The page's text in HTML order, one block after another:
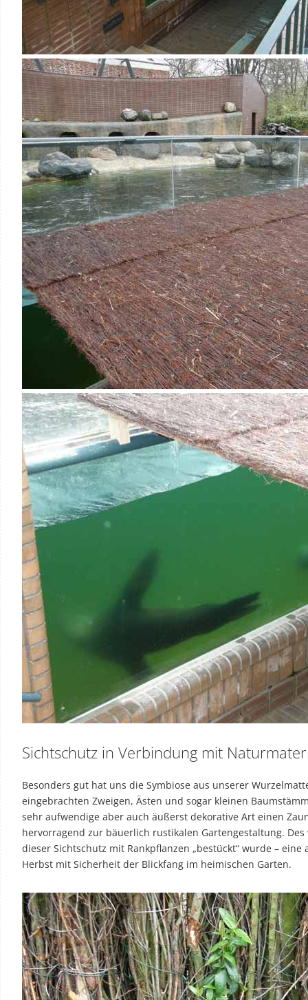
Sichtschutz in Verbindung mit
Besonders gut hat uns die Symbiose aus unserer
eingebrachten Zweigen, Ästen und sogar kleinen
sehr aufwendige aber auch äußerst dekorative Art einen
hervorragend zur bäuerlich rustikalen Gartengestaltung.
dieser Sichtschutz mit Rankpflanzen „bestückt“ wurde –
Herbst mit Sicherheit der Blickfang im heimischen Garten.